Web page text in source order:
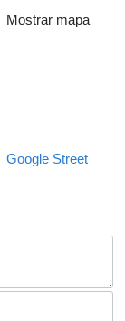
Mostrar mapa
Google Street